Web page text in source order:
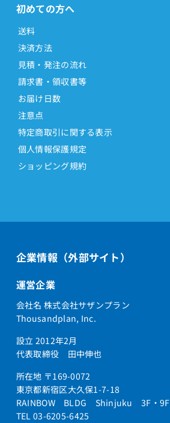
初めての方へ
送料
決済方法
見積・発注の流れ
請求書・領収書等
お届け日数
注意点
特定商取引に関する表示
個人情報保護規定
ショッピング規約
企業情報（外部サイト）
運営企業
会社名 株式会社サザンプラン
Thousandplan, Inc.
設立 2012年2月
代表取締役 田中伸也
所在地 〒169-0072
東京都新宿区大久保1-7-18
RAINBOW BLDG Shinjuku 3F・9F
TEL 03-6205-6425